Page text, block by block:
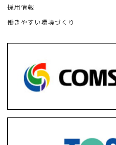
採用情報
働きやすい環境づくり